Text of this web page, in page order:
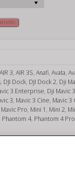
AIR 3, AIR 3S, Anafi, Avata,
, DJI Dock, DJI Dock 2, Dji
3 Enterprise, Dji Mavic
3, Mavic 3 Cine, Mavic 3
Mavic Pro, Mini 1 , Mini 2,
Phantom 4, Phantom 4